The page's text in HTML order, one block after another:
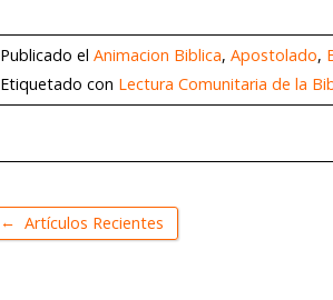
Publicado el Animacion Biblica, Apostolado,
Etiquetado con Lectura Comunitaria de la
← Artículos Recientes